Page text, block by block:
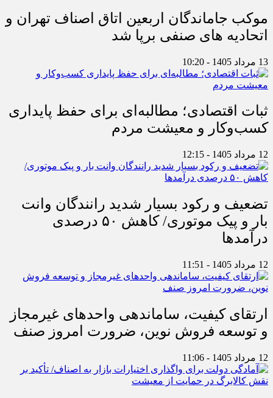
موکب جاماندگان اربعین اتاق اصناف تهران و
اتحادیه های صنفی برپا شد
13 مرداد 1405 - 10:20
ثبات اقتصادی؛ مطالبه‌ای برای حفظ پایداری
کسب‌وکار و معیشت مردم
12 مرداد 1405 - 12:15
تضعیف و رکود بسیار شدید رانندگان وانت
بار و پیک موتوری/ کاهش ۵۰ درصدی
درآمدها
12 مرداد 1405 - 11:51
ارتقای کیفیت، ساماندهی واحدهای غیرمجاز
و توسعه فروش نوین، ضرورت امروز صنف
12 مرداد 1405 - 11:06